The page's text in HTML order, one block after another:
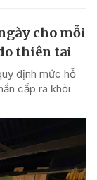
cho mỗi
thiên tai
định mức hỗ
cấp ra khỏi